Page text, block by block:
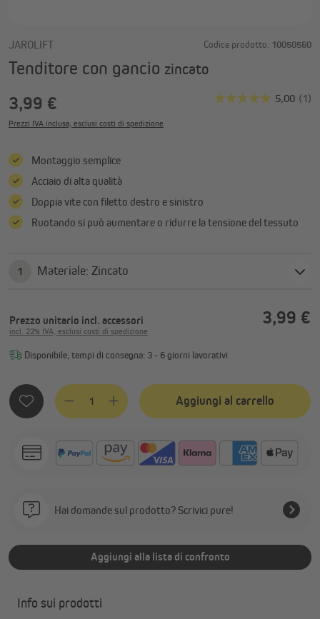
JAROLIFT Codice prodotto: 10050560
Tenditore con gancio zincato
3,99 €
Prezzi IVA inclusa, esclusi costi di spedizione
Montaggio semplice
Acciaio di alta qualità
Doppia vite con filetto destro e sinistro
Ruotando si può aumentare o ridurre la tensione del tessuto
1 Materiale: Zincato
Prezzo unitario incl. accessori 3,99 €
incl. 22% IVA, esclusi costi di spedizione
Disponibile, tempi di consegna: 3 - 6 giorni lavorativi
Quantità del prodotto: inserisci la quantità desiderata o
Aggiungi al carrello
Hai domande sul prodotto? Scrivici pure!
Aggiungi alla lista di confronto
Info sui prodotti